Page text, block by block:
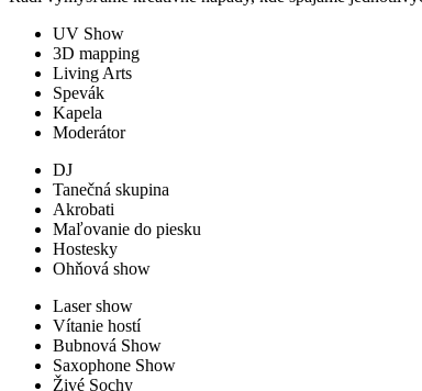
UV Show
3D mapping
Living Arts
Spevák
Kapela
Moderátor
DJ
Tanečná skupina
Akrobati
Maľovanie do piesku
Hostesky
Ohňová show
Laser show
Vítanie hostí
Bubnová Show
Saxophone Show
Živé Sochy